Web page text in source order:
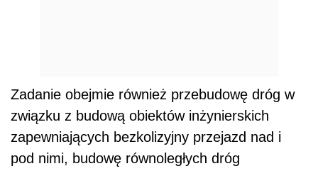
Zadanie obejmie również przebudowę dróg w
związku z budową obiektów inżynierskich
zapewniających bezkolizyjny przejazd nad i
pod nimi, budowę równoległych dróg